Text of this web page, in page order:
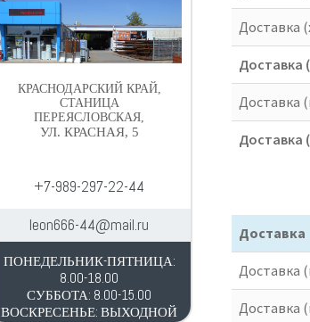
Доставка
Доставка
Доставка
Доставка
Доставка
Доставка
Доставка
КРАСНОДАРСКИЙ КРАЙ,
СТАНИЦА
ПЕРЕЯСЛОВСКАЯ,
УЛ. КРАСНАЯ, 5
+7-989-297-22-44
leon666-44@mail.ru
ПОНЕДЕЛЬНИК-ПЯТНИЦА:
8.00-18.00
СУББОТА: 8.00-15.00
ВОСКРЕСЕНЬЕ: ВЫХОДНОЙ